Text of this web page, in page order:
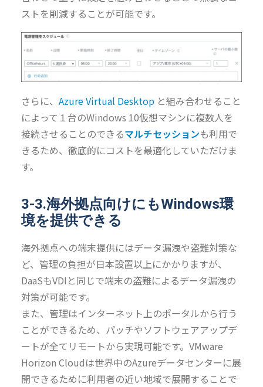
ストを削減することが可能です。
さらに、 Azure Virtual Desktop と組み合わせること
によって１台のWindows 10仮想マシンに複数人を
接続させることのできるマルチセッションも利用で
きるため、徹底的にコストを最適化していただけま
す。
3-3.海外拠点向けにもWindows環
境を提供できる
海外拠点への端末提供にはデータ漏洩や盗難対策な
ど、管理の負担が日本設置以上にかかりますが、
DaaSもVDIと同じで端末の盗難によるデータ漏洩の
対策が可能です。
また、管理はインターネット上のポータルから行う
ことができるため、パッチやソフトウェアアップデ
ートが全てリモートから実現可能です。VMware
Horizon Cloudは世界中のAzureデータセンターに展
開できるために利用者の近い地域で展開することで